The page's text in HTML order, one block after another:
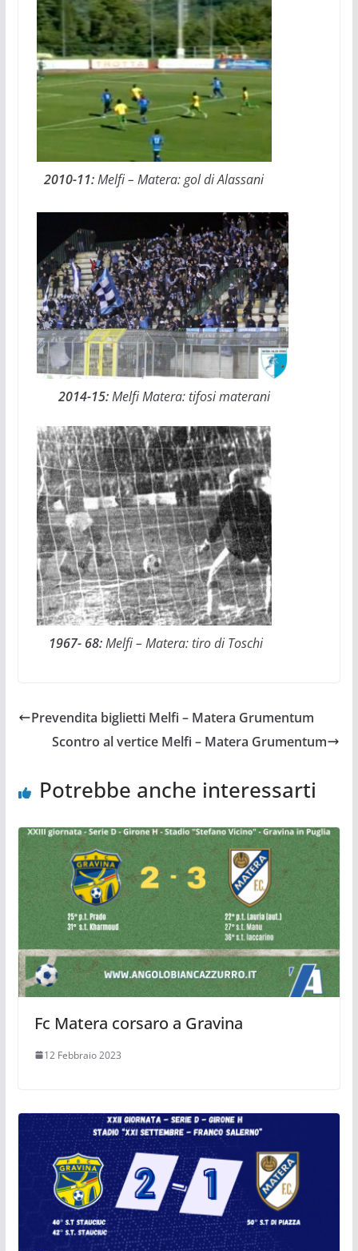
2010-11:Melfi – Matera: gol di Alassani
2014-15:Melfi Matera: tifosi materani
1967- 68:Melfi – Matera: tiro di Toschi
Prevendita biglietti Melfi – Matera Grumentum
Scontro al vertice Melfi – Matera Grumentum
Potrebbe anche interessarti
Fc Matera corsaro a Gravina
12 Febbraio 2023